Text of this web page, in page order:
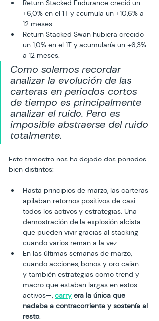
Return Stacked Endurance creció un
+6,0% en el 1T y acumula un +10,6% a
12 meses.
Return Stacked Swan hubiera crecido
un 1,0% en el 1T y acumularía un +6,3%
a 12 meses.
Como solemos recordar
analizar la evolución de las
carteras en periodos cortos
de tiempo es principalmente
analizar el ruido. Pero es
imposible abstraerse del ruido
totalmente.
Este trimestre nos ha dejado dos periodos
bien distintos:
Hasta principios de marzo, las carteras
apilaban retornos positivos de casi
todos los activos y estrategias. Una
demostración de la explosión alcista
que pueden vivir gracias al stacking
cuando varios reman a la vez.
En las últimas semanas de marzo,
cuando acciones, bonos y oro caían—
y también estrategias como trend y
macro que estaban largas en estos
activos—, carry era la única que
nadaba a contracorriente y sostenía al
resto.